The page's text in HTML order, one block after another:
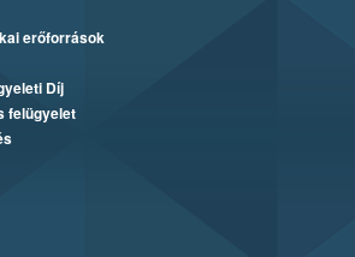
erőforrások
Díj
felügyelet